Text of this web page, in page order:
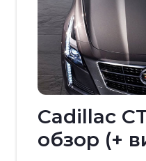
Cadillac
обзор (+